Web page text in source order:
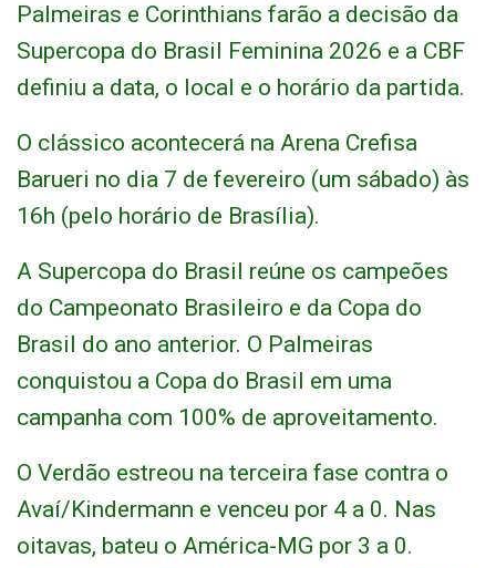
Palmeiras e Corinthians farão a decisão da
Supercopa do Brasil Feminina 2026 e a CBF
definiu a data, o local e o horário da partida.
O clássico acontecerá na Arena Crefisa
Barueri no dia 7 de fevereiro (um sábado) às
16h (pelo horário de Brasília).
A Supercopa do Brasil reúne os campeões
do Campeonato Brasileiro e da Copa do
Brasil do ano anterior. O Palmeiras
conquistou a Copa do Brasil em uma
campanha com 100% de aproveitamento.
O Verdão estreou na terceira fase contra o
Avaí/Kindermann e venceu por 4 a 0. Nas
oitavas, bateu o América-MG por 3 a 0.